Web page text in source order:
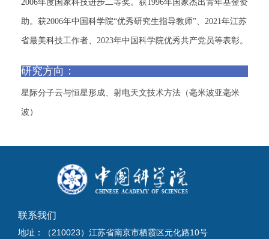
2006年度国家科技进步二等奖。获1996年国家杰出青年基金资
助。获2006年中国科学院“优秀研究生指导教师”、2021年江苏
省最美科技工作者、2023年中国科学院优秀共产党员等表彰。
研究方向：
星际分子云与恒星形成、射电天文技术方法（毫米波亚毫米
波）
联系我们
地址：（210023）江苏省南京市栖霞区元化路10号